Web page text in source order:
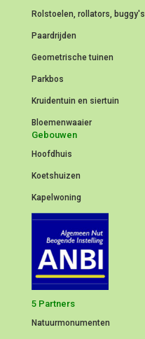
Rolstoelen, rollators, buggy's
Paardrijden
Geometrische tuinen
Parkbos
Kruidentuin en siertuin
Bloemenwaaier
Gebouwen
Hoofdhuis
Koetshuizen
Kapelwoning
5 Partners
Natuurmonumenten